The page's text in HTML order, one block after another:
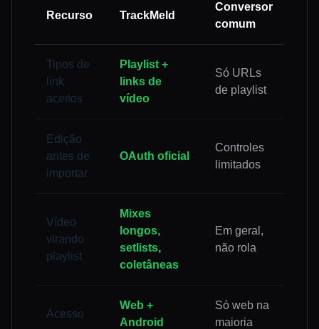
Recurso TrackMeld
Conversor
comum
Tipos de
link
aceitos
Playlist +
links de
vídeo
Só URLs
de playlist
Edição
antes de
importar
OAuth oficial
Controles
limitados
Vídeo
virando
playlist
Mixes
longos,
setlists,
coletâneas
Em geral,
não rola
Acesso
Web +
Android
Só web na
maioria